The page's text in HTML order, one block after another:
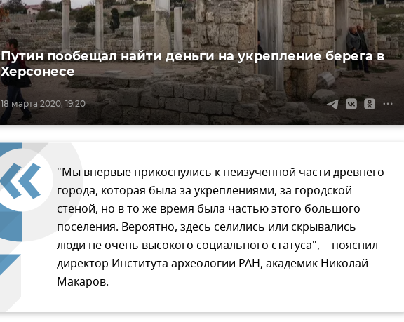
18 марта 2020, 19:20
Путин пообещал найти деньги на укрепление берега в
Херсонесе
"Мы впервые прикоснулись к неизученной части древнего
города, которая была за укреплениями, за городской
стеной, но в то же время была частью этого большого
поселения. Вероятно, здесь селились или скрывались
люди не очень высокого социального статуса", - пояснил
директор Института археологии РАН, академик Николай
Макаров.